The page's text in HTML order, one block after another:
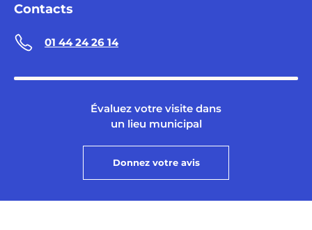
Contacts
01 44 24 26 14
Évaluez votre visite dans
un lieu municipal
Donnez votre avis